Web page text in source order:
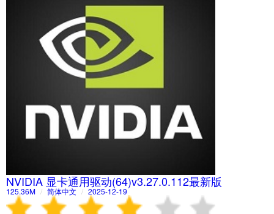
NVIDIA 显卡通用驱动(64)v3.27.0.112最新版
125.36M / 简体中文 / 2025-12-19